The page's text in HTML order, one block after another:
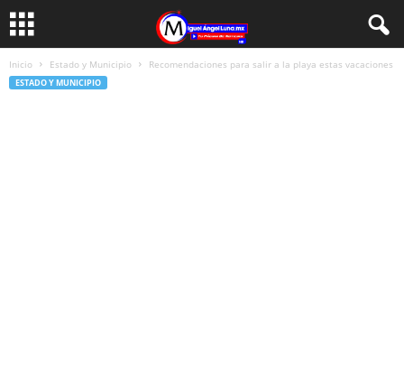
Inicio Estado y Municipio Recomendaciones para salir a la playa estas vacaciones
ESTADO Y MUNICIPIO